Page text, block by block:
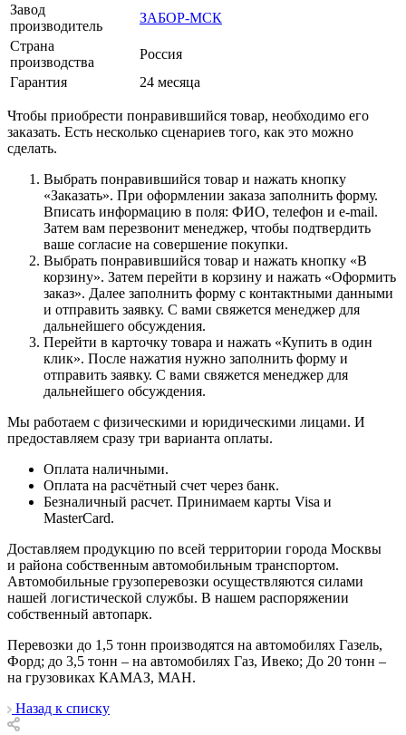
Завод
производитель
ЗАБОР-МСК
Страна
производства
Россия
Гарантия
24 месяца
Чтобы приобрести понравившийся товар, необходимо его
заказать. Есть несколько сценариев того, как это можно
сделать.
Выбрать понравившийся товар и нажать кнопку
«Заказать». При оформлении заказа заполнить форму.
Вписать информацию в поля: ФИО, телефон и e-mail.
Затем вам перезвонит менеджер, чтобы подтвердить
ваше согласие на совершение покупки.
Выбрать понравившийся товар и нажать кнопку «В
корзину». Затем перейти в корзину и нажать «Оформить
заказ». Далее заполнить форму с контактными данными
и отправить заявку. С вами свяжется менеджер для
дальнейшего обсуждения.
Перейти в карточку товара и нажать «Купить в один
клик». После нажатия нужно заполнить форму и
отправить заявку. С вами свяжется менеджер для
дальнейшего обсуждения.
Мы работаем с физическими и юридическими лицами. И
предоставляем сразу три варианта оплаты.
Оплата наличными.
Оплата на расчётный счет через банк.
Безналичный расчет. Принимаем карты Visa и
MasterCard.
Доставляем продукцию по всей территории города Москвы
и района собственным автомобильным транспортом.
Автомобильные грузоперевозки осуществляются силами
нашей логистической службы. В нашем распоряжении
собственный автопарк.
Перевозки до 1,5 тонн производятся на автомобилях Газель,
Форд; до 3,5 тонн – на автомобилях Газ, Ивеко; До 20 тонн –
на грузовиках КАМАЗ, МАН.
Назад к списку